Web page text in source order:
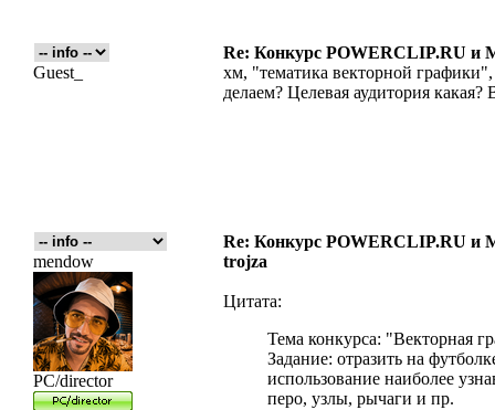
Re: Конкурс POWERCLIP.RU и
Guest_
хм, "тематика векторной
делаем? Целевая аудитория
Re: Конкурс POWERCLIP.RU и
mendow
PC/director
trojza
Цитата:
Тема конкурса: "Векторная
Задание: отразить на
использование наиболее
перо, узлы, рычаги и пр.